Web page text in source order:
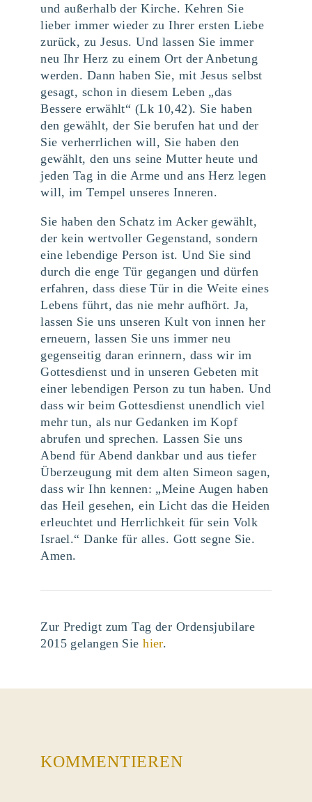
und außerhalb der Kirche. Kehren Sie
lieber immer wieder zu Ihrer ersten Liebe
zurück, zu Jesus. Und lassen Sie immer
neu Ihr Herz zu einem Ort der Anbetung
werden. Dann haben Sie, mit Jesus selbst
gesagt, schon in diesem Leben „das
Bessere erwählt“ (Lk 10,42). Sie haben
den gewählt, der Sie berufen hat und der
Sie verherrlichen will, Sie haben den
gewählt, den uns seine Mutter heute und
jeden Tag in die Arme und ans Herz legen
will, im Tempel unseres Inneren.
Sie haben den Schatz im Acker gewählt,
der kein wertvoller Gegenstand, sondern
eine lebendige Person ist. Und Sie sind
durch die enge Tür gegangen und dürfen
erfahren, dass diese Tür in die Weite eines
Lebens führt, das nie mehr aufhört. Ja,
lassen Sie uns unseren Kult von innen her
erneuern, lassen Sie uns immer neu
gegenseitig daran erinnern, dass wir im
Gottesdienst und in unseren Gebeten mit
einer lebendigen Person zu tun haben. Und
dass wir beim Gottesdienst unendlich viel
mehr tun, als nur Gedanken im Kopf
abrufen und sprechen. Lassen Sie uns
Abend für Abend dankbar und aus tiefer
Überzeugung mit dem alten Simeon sagen,
dass wir Ihn kennen: „Meine Augen haben
das Heil gesehen, ein Licht das die Heiden
erleuchtet und Herrlichkeit für sein Volk
Israel.“ Danke für alles. Gott segne Sie.
Amen.
Zur Predigt zum Tag der Ordensjubilare
2015 gelangen Siehier.
KOMMENTIEREN